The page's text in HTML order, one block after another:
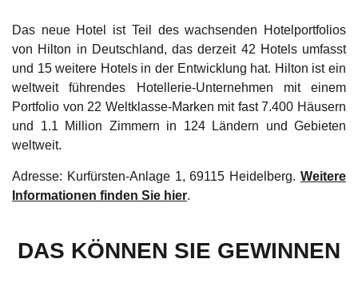
Das neue Hotel ist Teil des wachsenden Hotelportfolios
von Hilton in Deutschland, das derzeit 42 Hotels umfasst
und 15 weitere Hotels in der Entwicklung hat. Hilton ist ein
weltweit führendes Hotellerie-Unternehmen mit einem
Portfolio von 22 Weltklasse-Marken mit fast 7.400 Häusern
und 1.1 Million Zimmern in 124 Ländern und Gebieten
weltweit.
Adresse: Kurfürsten-Anlage 1, 69115 Heidelberg. Weitere
Informationen finden Sie hier.
DAS KÖNNEN SIE GEWINNEN